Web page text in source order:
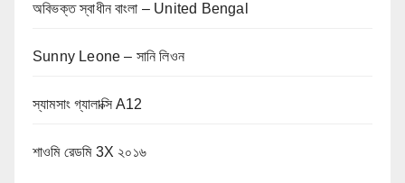
অবিভক্ত স্বাধীন বাংলা – United Bengal
Sunny Leone – সানি লিওন
স্যামসাং গ্যালাক্সি A12
শাওমি রেডমি 3X ২০১৬